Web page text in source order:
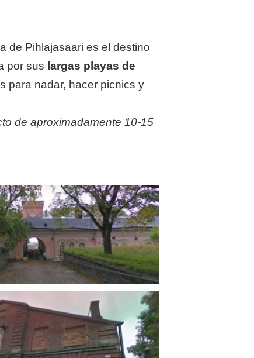
de Pihlajasaari es el destino
por sus largas playas de
para nadar, hacer picnics y
de aproximadamente 10-15